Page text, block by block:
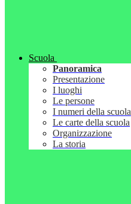
Scuola
Panoramica
Presentazione
I luoghi
Le persone
I numeri della scuola
Le carte della scuola
Organizzazione
La storia